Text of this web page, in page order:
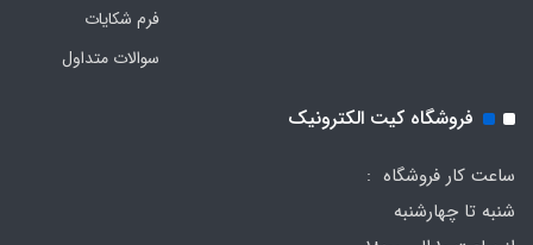
فرم‌ شکایات
سوالات متداول
فروشگاه کیت الکترونیک
ساعت کار فروشگاه :
شنبه تا چهارشنبه